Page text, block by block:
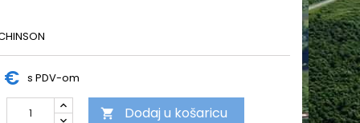
€ s PDV-om
 Dodaj u košaricu